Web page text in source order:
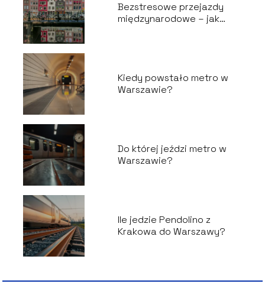
Bezstresowe przejazdy
międzynarodowe – jak
Kiedy powstało metro w
Warszawie?
Do której jeździ metro w
Warszawie?
Ile jedzie Pendolino z
Krakowa do Warszawy?